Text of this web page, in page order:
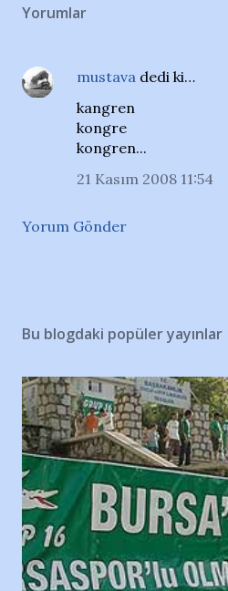
Yorumlar
mustava dedi ki…
kangren
kongre
kongren...
21 Kasım 2008 11:54
Yorum Gönder
Bu blogdaki popüler yayınlar